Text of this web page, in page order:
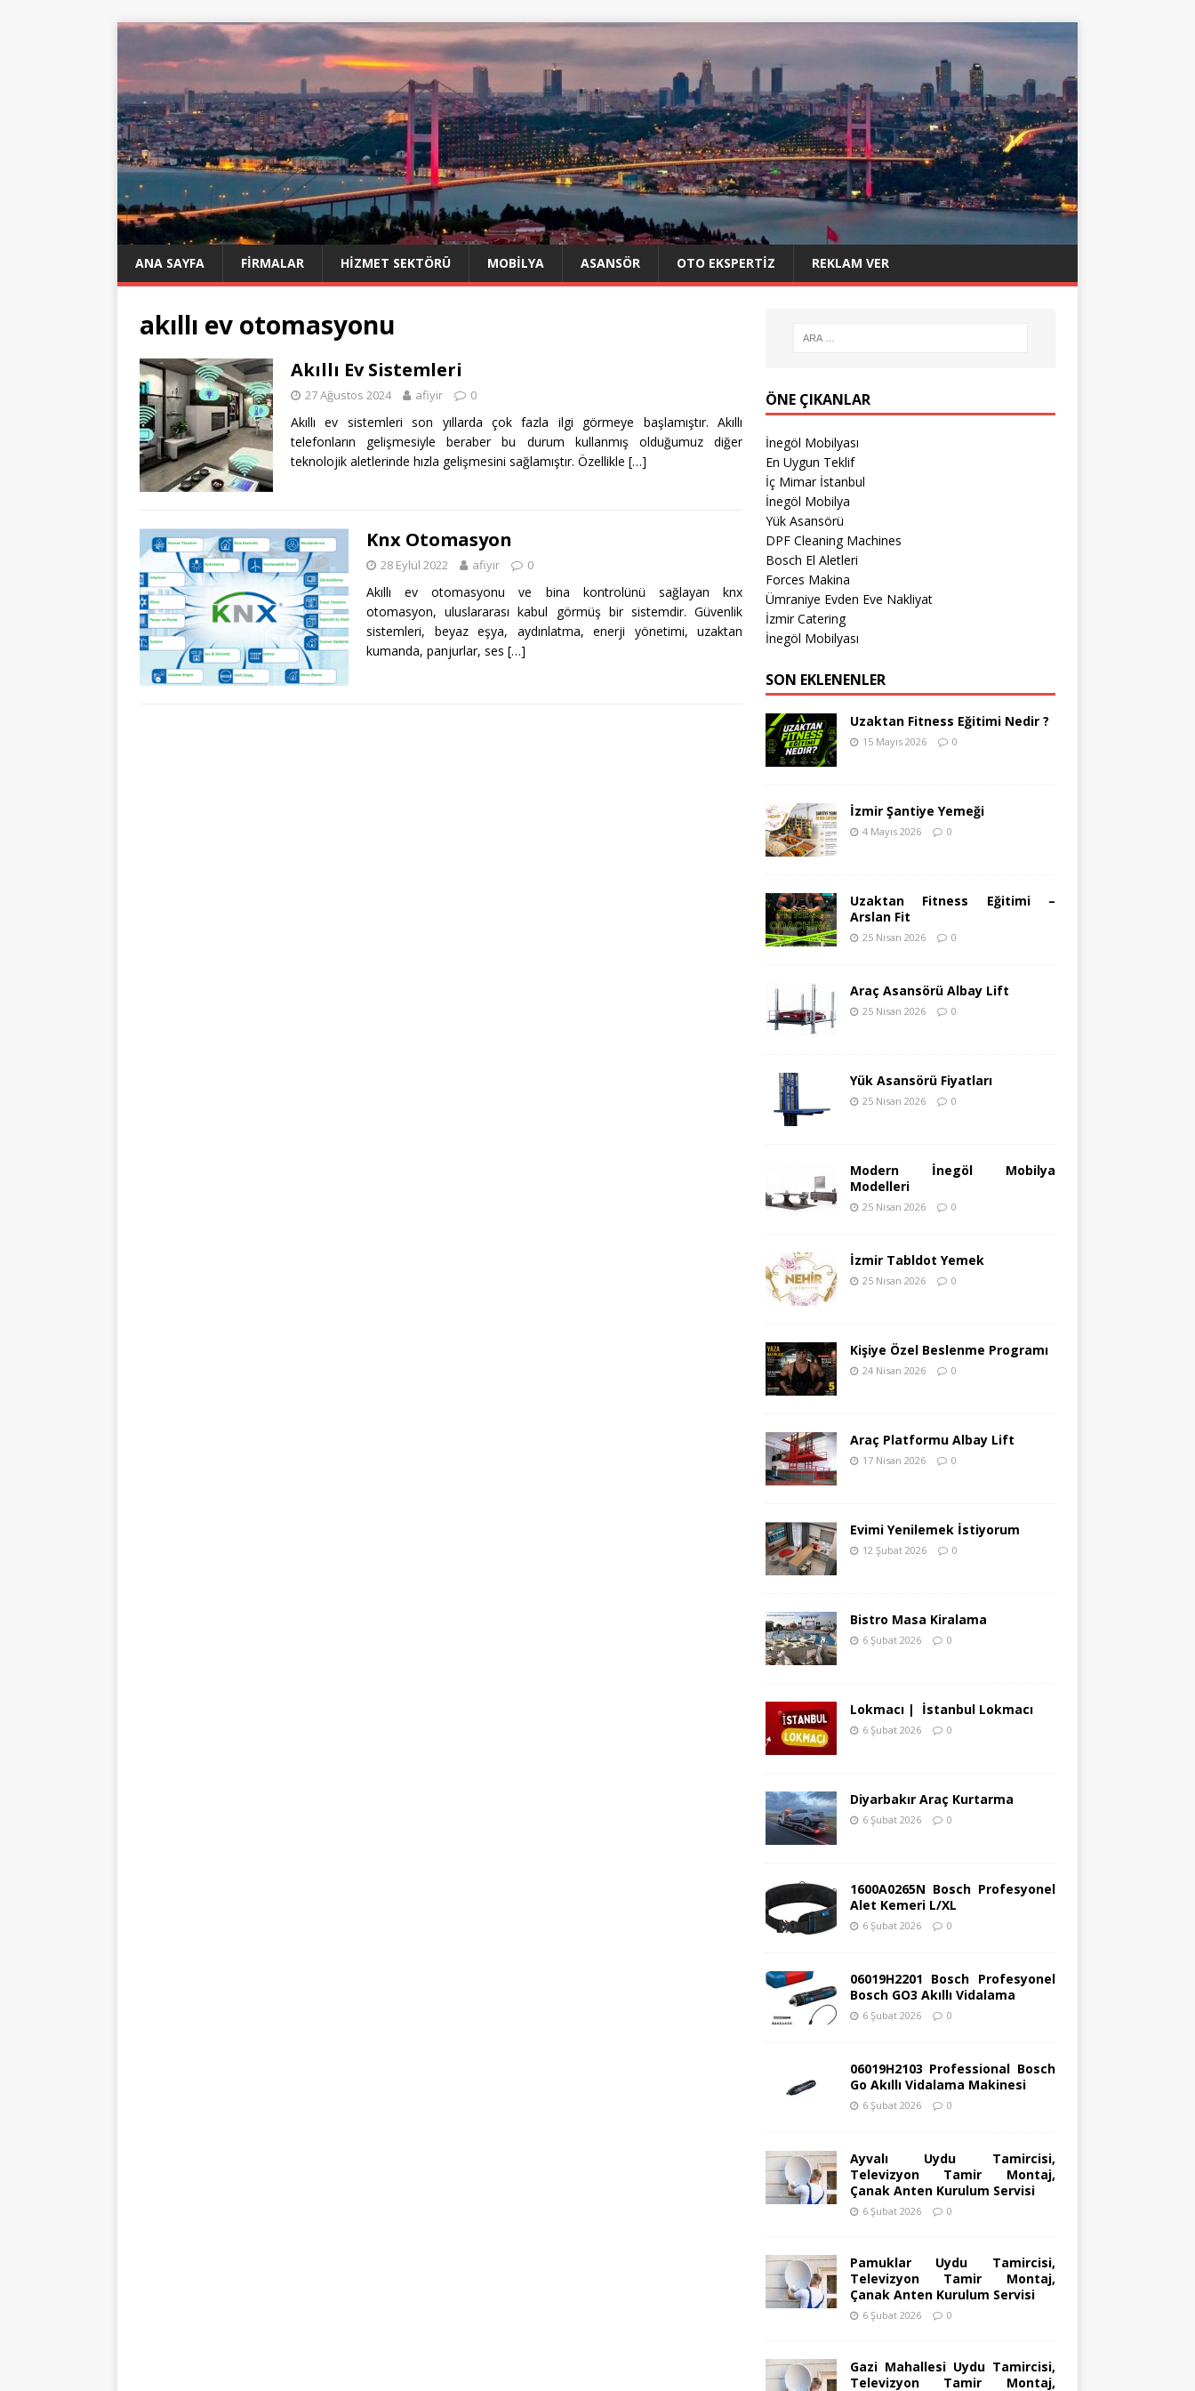
ANA SAYFA FIRMALAR HIZMET SEKTÖRÜ MOBILYA ASANSÖR OTO EKSPERTIZ REKLAM VER
akıllı ev otomasyonu
Akıllı Ev Sistemleri
27 Ağustos 2024 afiyir 0
Akıllı ev sistemleri son yıllarda çok fazla ilgi görmeye başlamıştır. Akıllı
telefonların gelişmesiyle beraber bu durum kullanmış olduğumuz diğer
teknolojik aletlerinde hızla gelişmesini sağlamıştır. Özellikle […]
Knx Otomasyon
28 Eylül 2022 afiyir 0
Akıllı ev otomasyonu ve bina kontrolünü sağlayan knx
otomasyon, uluslararası kabul görmüş bir sistemdir. Güvenlik
sistemleri, beyaz eşya, aydınlatma, enerji yönetimi, uzaktan
kumanda, panjurlar, ses […]
ÖNE ÇIKANLAR
İnegöl Mobilyası
En Uygun Teklif
İç Mimar İstanbul
İnegöl Mobilya
Yük Asansörü
DPF Cleaning Machines
Bosch El Aletleri
Forces Makina
Ümraniye Evden Eve Nakliyat
İzmir Catering
İnegöl Mobilyası
SON EKLENENLER
Uzaktan Fitness Eğitimi Nedir ?
15 Mayıs 2026 0
İzmir Şantiye Yemeği
4 Mayıs 2026 0
Uzaktan Fitness Eğitimi –
Arslan Fit
25 Nisan 2026 0
Araç Asansörü Albay Lift
25 Nisan 2026 0
Yük Asansörü Fiyatları
25 Nisan 2026 0
Modern İnegöl Mobilya
Modelleri
25 Nisan 2026 0
İzmir Tabldot Yemek
25 Nisan 2026 0
Kişiye Özel Beslenme Programı
24 Nisan 2026 0
Araç Platformu Albay Lift
17 Nisan 2026 0
Evimi Yenilemek İstiyorum
12 Şubat 2026 0
Bistro Masa Kiralama
6 Şubat 2026 0
Lokmacı | İstanbul Lokmacı
6 Şubat 2026 0
Diyarbakır Araç Kurtarma
6 Şubat 2026 0
1600A0265N Bosch Profesyonel
Alet Kemeri L/XL
6 Şubat 2026 0
06019H2201 Bosch Profesyonel
Bosch GO3 Akıllı Vidalama
6 Şubat 2026 0
06019H2103 Professional Bosch
Go Akıllı Vidalama Makinesi
6 Şubat 2026 0
Ayvalı Uydu Tamircisi,
Televizyon Tamir Montaj,
Çanak Anten Kurulum Servisi
6 Şubat 2026 0
Pamuklar Uydu Tamircisi,
Televizyon Tamir Montaj,
Çanak Anten Kurulum Servisi
6 Şubat 2026 0
Gazi Mahallesi Uydu Tamircisi,
Televizyon Tamir Montaj,